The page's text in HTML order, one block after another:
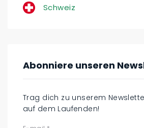
Schweiz
Abonniere unseren
Trag dich zu unserem
auf dem Laufenden!